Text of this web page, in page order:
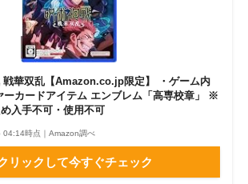
戦華双乱【Amazon.co.jp限定】 ・ゲーム内
ーカードアイテム エンブレム「高専校章」 ※
入手不可・使用不可
時点｜Amazon調べ
リックして今すぐチェック